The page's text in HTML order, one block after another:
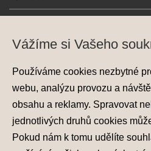
Ochrana
Vážíme si Vašeho
Používáme cookies nezbytné
webu, analýzu provozu a
obsahu a reklamy. Spravovat
jednotlivých druhů cookies
Pokud nám k tomu udělíte